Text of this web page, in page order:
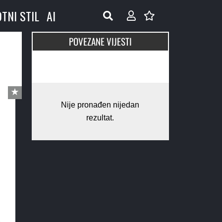
STIL AI
POVEZANE VIJESTI
Nije pronađen nijedan
rezultat.